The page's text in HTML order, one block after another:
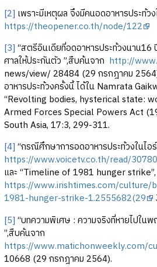
[2] เพราะมีเหตุผล จึงมีคนอดอาหารประท้ว
https://theopener.co.th/node/122
[3] “สตรีอินเดียที่อดอาหารประท้วงนาน16
ศาลให้ประกันตัว ”,สืบค้นจาก http://
news/view/ 28484 (29 กรกฎาคม
อาหารประท้วงครั้งนี้ ได้ใน Namrata
“Revolting bodies, hysterical state:
Armed Forces Special Powers Act
South Asia, 17:3, 299-311.
[4] “กรณีศึกษาการอดอาหารประท้วงในไอ
https://www.voicetv.co.th/read/
และ “Timeline of 1981 hunger
https://www.irishtimes.com/
1981-hunger-strike-1.2555682(29
[5] “บทความพิเศษ : ความจริงที่หายไปใน
”,สืบค้นจาก
https://www.matichonweekly.com/
10668 (29 กรกฎาคม 2564).